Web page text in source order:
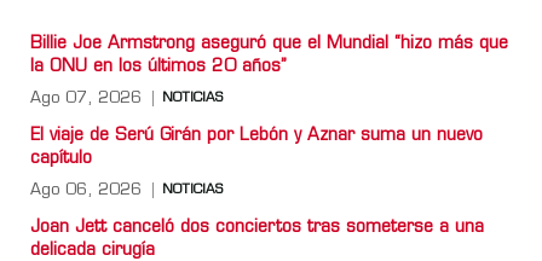
Billie Joe Armstrong aseguró que el Mundial “hizo más que
la ONU en los últimos 20 años”
Ago 07, 2026 NOTICIAS
El viaje de Serú Girán por Lebón y Aznar suma un nuevo
capítulo
Ago 06, 2026 NOTICIAS
Joan Jett canceló dos conciertos tras someterse a una
delicada cirugía